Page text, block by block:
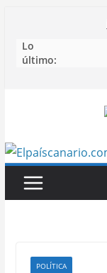
contenido
Lo
último:
POLÍTICA